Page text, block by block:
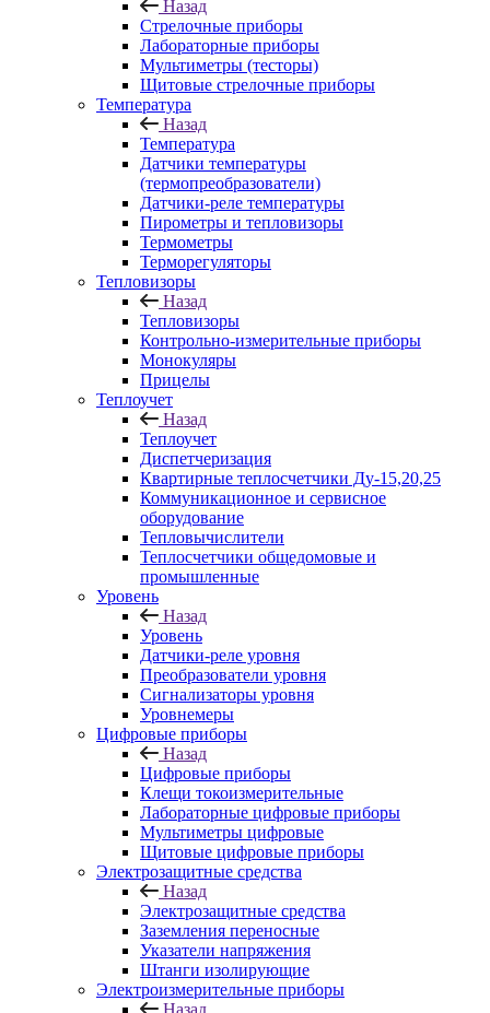
Назад
Стрелочные приборы
Лабораторные приборы
Мультиметры (тесторы)
Щитовые стрелочные приборы
Температура
Назад
Температура
Датчики температуры
(термопреобразователи)
Датчики-реле температуры
Пирометры и тепловизоры
Термометры
Терморегуляторы
Тепловизоры
Назад
Тепловизоры
Контрольно-измерительные приборы
Монокуляры
Прицелы
Теплоучет
Назад
Теплоучет
Диспетчеризация
Квартирные теплосчетчики Ду-15,20,25
Коммуникационное и сервисное
оборудование
Тепловычислители
Теплосчетчики общедомовые и
промышленные
Уровень
Назад
Уровень
Датчики-реле уровня
Преобразователи уровня
Сигнализаторы уровня
Уровнемеры
Цифровые приборы
Назад
Цифровые приборы
Клещи токоизмерительные
Лабораторные цифровые приборы
Мультиметры цифровые
Щитовые цифровые приборы
Электрозащитные средства
Назад
Электрозащитные средства
Заземления переносные
Указатели напряжения
Штанги изолирующие
Электроизмерительные приборы
Назад